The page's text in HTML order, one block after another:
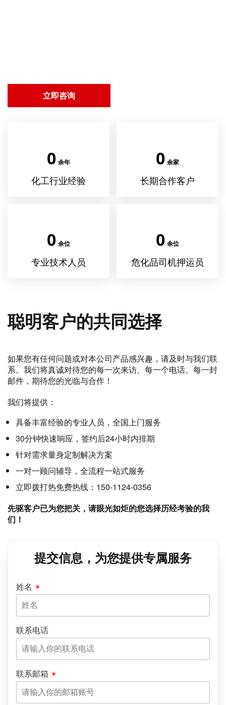
立即咨询
0 余年
化工行业经验
0 余家
长期合作客户
0 余位
专业技术人员
0 余位
危化品司机押运员
聪明客户的共同选择
如果您有任何问题或对本公司产品感兴趣，请及时与我们联
系。我们将真诚对待您的每一次来访、每一个电话、每一封
邮件，期待您的光临与合作！
我们将提供：
具备丰富经验的专业人员，全国上门服务
30分钟快速响应，签约后24小时内排期
针对需求量身定制解决方案
一对一顾问辅导，全流程一站式服务
立即拨打热免费热线：150-1124-0356
先驱客户已为您把关，请眼光如炬的您选择历经考验的我
们！
提交信息，为您提供专属服务
姓名
联系电话
联系邮箱